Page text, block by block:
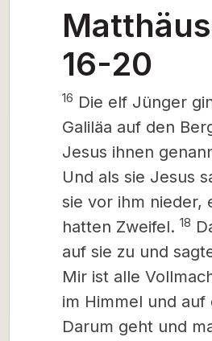
16-20
16 Die elf Jünger
Galiläa auf den
Jesus ihnen
Und als sie Jesus
sie vor ihm nieder,
hatten Zweifel. 18
auf sie zu und
Mir ist alle
im Himmel und auf
Darum geht und